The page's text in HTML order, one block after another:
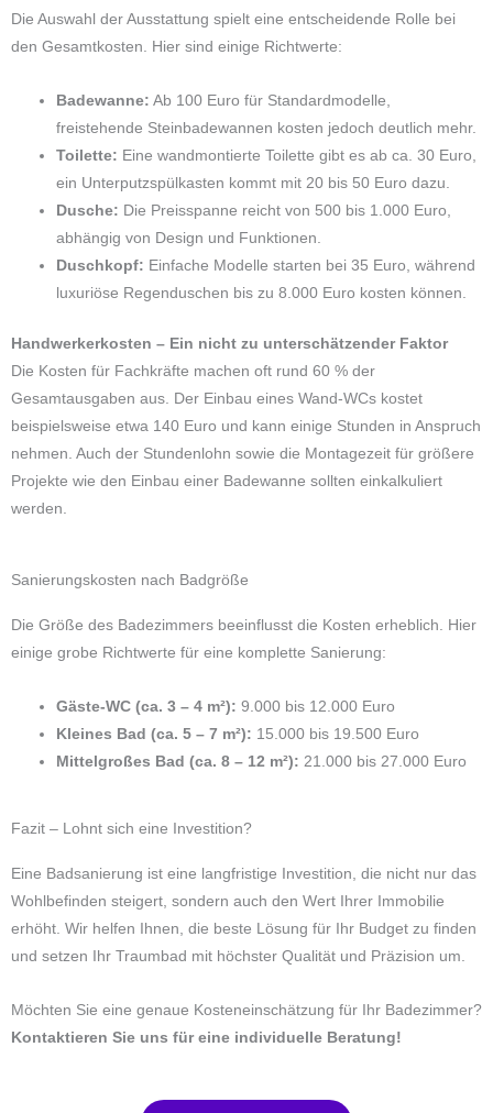
Die Auswahl der Ausstattung spielt eine entscheidende Rolle bei
den Gesamtkosten. Hier sind einige Richtwerte:
Badewanne: Ab 100 Euro für Standardmodelle,
freistehende Steinbadewannen kosten jedoch deutlich mehr.
Toilette: Eine wandmontierte Toilette gibt es ab ca. 30 Euro,
ein Unterputzspülkasten kommt mit 20 bis 50 Euro dazu.
Dusche: Die Preisspanne reicht von 500 bis 1.000 Euro,
abhängig von Design und Funktionen.
Duschkopf: Einfache Modelle starten bei 35 Euro, während
luxuriöse Regenduschen bis zu 8.000 Euro kosten können.
Handwerkerkosten – Ein nicht zu unterschätzender Faktor
Die Kosten für Fachkräfte machen oft rund 60 % der
Gesamtausgaben aus. Der Einbau eines Wand-WCs kostet
beispielsweise etwa 140 Euro und kann einige Stunden in Anspruch
nehmen. Auch der Stundenlohn sowie die Montagezeit für größere
Projekte wie den Einbau einer Badewanne sollten einkalkuliert
werden.
Sanierungskosten nach Badgröße
Die Größe des Badezimmers beeinflusst die Kosten erheblich. Hier
einige grobe Richtwerte für eine komplette Sanierung:
Gäste-WC (ca. 3 – 4 m²): 9.000 bis 12.000 Euro
Kleines Bad (ca. 5 – 7 m²): 15.000 bis 19.500 Euro
Mittelgroßes Bad (ca. 8 – 12 m²): 21.000 bis 27.000 Euro
Fazit – Lohnt sich eine Investition?
Eine Badsanierung ist eine langfristige Investition, die nicht nur das
Wohlbefinden steigert, sondern auch den Wert Ihrer Immobilie
erhöht. Wir helfen Ihnen, die beste Lösung für Ihr Budget zu finden
und setzen Ihr Traumbad mit höchster Qualität und Präzision um.
Möchten Sie eine genaue Kosteneinschätzung für Ihr Badezimmer?
Kontaktieren Sie uns für eine individuelle Beratung!